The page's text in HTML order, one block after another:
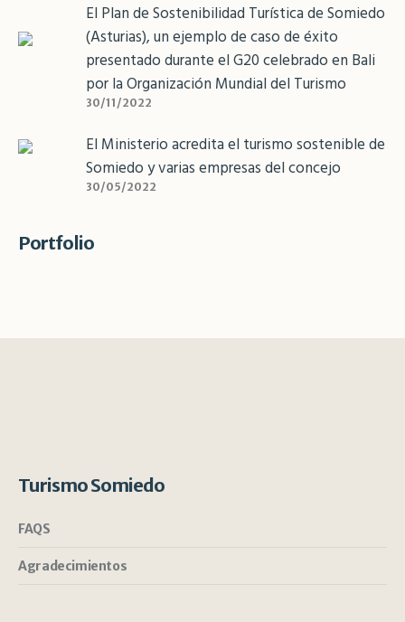
El Plan de Sostenibilidad Turística de Somiedo
(Asturias), un ejemplo de caso de éxito
presentado durante el G20 celebrado en Bali
por la Organización Mundial del Turismo
30/11/2022
El Ministerio acredita el turismo sostenible de
Somiedo y varias empresas del concejo
30/05/2022
Portfolio
Turismo Somiedo
FAQS
Agradecimientos